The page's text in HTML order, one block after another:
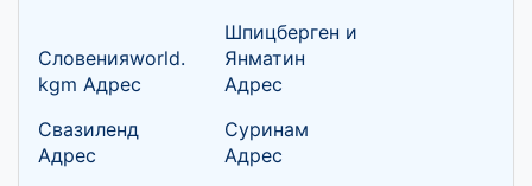
Словенияworld.
kgm Адрес
Шпицберген и
Янматин
Адрес
Свазиленд
Адрес
Суринам
Адрес